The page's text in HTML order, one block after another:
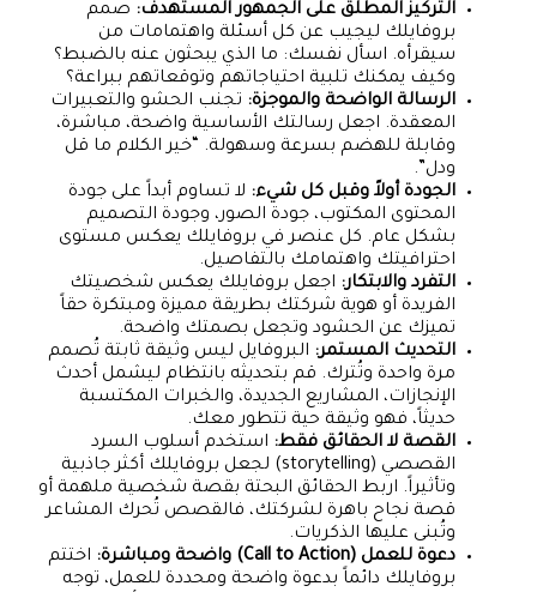
التركيز المطلق على الجمهور المستهدف: صمم
بروفايلك ليجيب عن كل أسئلة واهتمامات من
سيقرأه. اسأل نفسك: ما الذي يبحثون عنه بالضبط؟
وكيف يمكنك تلبية احتياجاتهم وتوقعاتهم ببراعة؟
الرسالة الواضحة والموجزة: تجنب الحشو والتعبيرات
المعقدة. اجعل رسالتك الأساسية واضحة، مباشرة،
وقابلة للهضم بسرعة وسهولة. “خير الكلام ما قل
ودل”.
الجودة أولاً وقبل كل شيء: لا تساوم أبداً على جودة
المحتوى المكتوب، جودة الصور، وجودة التصميم
بشكل عام. كل عنصر في بروفايلك يعكس مستوى
احترافيتك واهتمامك بالتفاصيل.
التفرد والابتكار: اجعل بروفايلك يعكس شخصيتك
الفريدة أو هوية شركتك بطريقة مميزة ومبتكرة حقاً
تميزك عن الحشود وتجعل بصمتك واضحة.
التحديث المستمر: البروفايل ليس وثيقة ثابتة تُصمم
مرة واحدة وتُترك. قم بتحديثه بانتظام ليشمل أحدث
الإنجازات، المشاريع الجديدة، والخبرات المكتسبة
حديثاً، فهو وثيقة حية تتطور معك.
القصة لا الحقائق فقط: استخدم أسلوب السرد
القصصي (storytelling) لجعل بروفايلك أكثر جاذبية
وتأثيراً. اربط الحقائق البحتة بقصة شخصية ملهمة أو
قصة نجاح باهرة لشركتك، فالقصص تُحرك المشاعر
وتُبنى عليها الذكريات.
دعوة للعمل (Call to Action) واضحة ومباشرة:
اختتم
بروفايلك دائماً بدعوة واضحة ومحددة للعمل، توجه